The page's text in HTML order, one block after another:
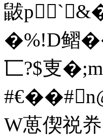
鼥
�%!D鳛
匸?$叓
W葸偰